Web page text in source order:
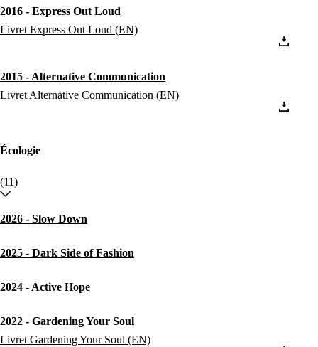
2016 - Express Out Loud
Livret Express Out Loud (EN)
2015 - Alternative Communication
Livret Alternative Communication (EN)
Écologie
(11)
2026 - Slow Down
2025 - Dark Side of Fashion
2024 - Active Hope
2022 - Gardening Your Soul
Livret Gardening Your Soul (EN)